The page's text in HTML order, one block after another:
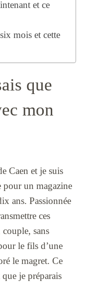
et ce
mois et cette
que
mon
Caen et je suis
pour un magazine
ans. Passionnée
ces
sans
le fils d’une
le magret. Ce
je préparais